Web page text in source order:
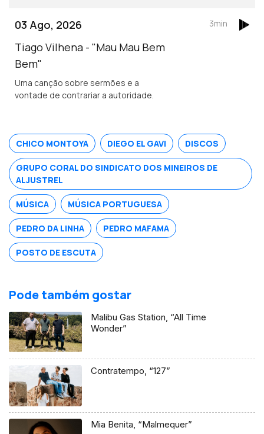
03 Ago, 2026
Tiago Vilhena - "Mau Mau Bem
Bem"
Uma canção sobre sermões e a
vontade de contrariar a autoridade.
3min
CHICO MONTOYA DIEGO EL GAVI DISCOS
GRUPO CORAL DO SINDICATO DOS MINEIROS DE
ALJUSTREL
MÚSICA MÚSICA PORTUGUESA
PEDRO DA LINHA PEDRO MAFAMA
POSTO DE ESCUTA
Pode também gostar
Malibu Gas Station, “All Time
Wonder”
Contratempo, “127”
Mia Benita, “Malmequer”